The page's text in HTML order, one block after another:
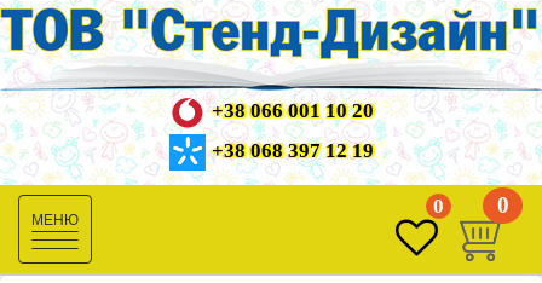
+38 066 001 10 20
+38 068 397 12 19
Toggle
navigation
0 0